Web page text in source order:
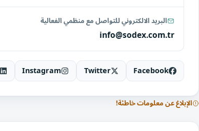
البريد الالكتروني للتواصل مع منظمي الفعالية
info@sodex.com.tr
Facebook
Twitter
Instagram
الإبلاغ عن معلومات خاطئة!